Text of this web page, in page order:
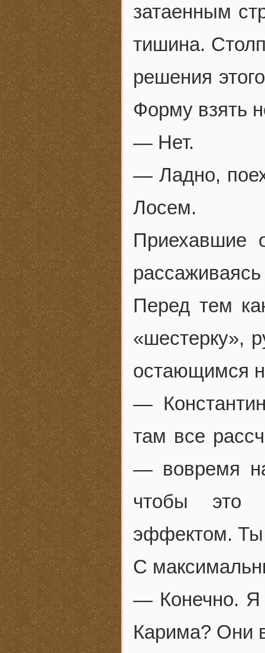
затаенным
тишина.
решения
Форму взять
— Нет.
— Ладно,
Лосем.
Приехавшие
Перед тем
«шестерку»,
остающимся
—
там все
— вовремя
чтобы это
эффектом.
С
— Конечно. Я
Карима? Они